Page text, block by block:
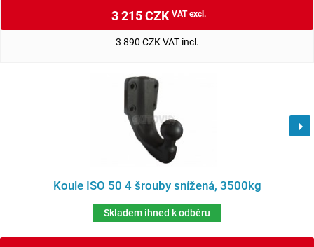
3 215 CZKVAT excl.
3 890 CZK VAT incl.
Koule ISO 50 4 šrouby snížená, 3500kg
Skladem ihned k odběru